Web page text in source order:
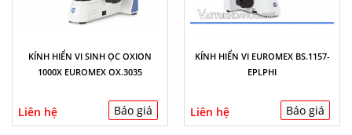
KÍNH HIỂN VI SINH ỌC OXION
1000X EUROMEX OX.3035
Liên hệ Báo giá
KÍNH HIỂN VI EUROMEX BS.1157-
EPLPHI
Liên hệ Báo giá